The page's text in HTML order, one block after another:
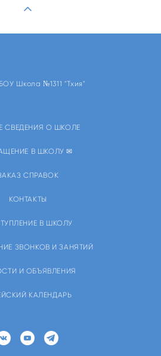
Школа №1311 "Тхия"
СВЕДЕНИЯ О ШКОЛЕ
В ШКОЛУ ✉
СПРАВОК
КОНТАКТЫ
В ШКОЛУ
ЗВОНКОВ И ЗАНЯТИЙ
И ОБЪЯВЛЕНИЯ
КАЛЕНДАРЬ